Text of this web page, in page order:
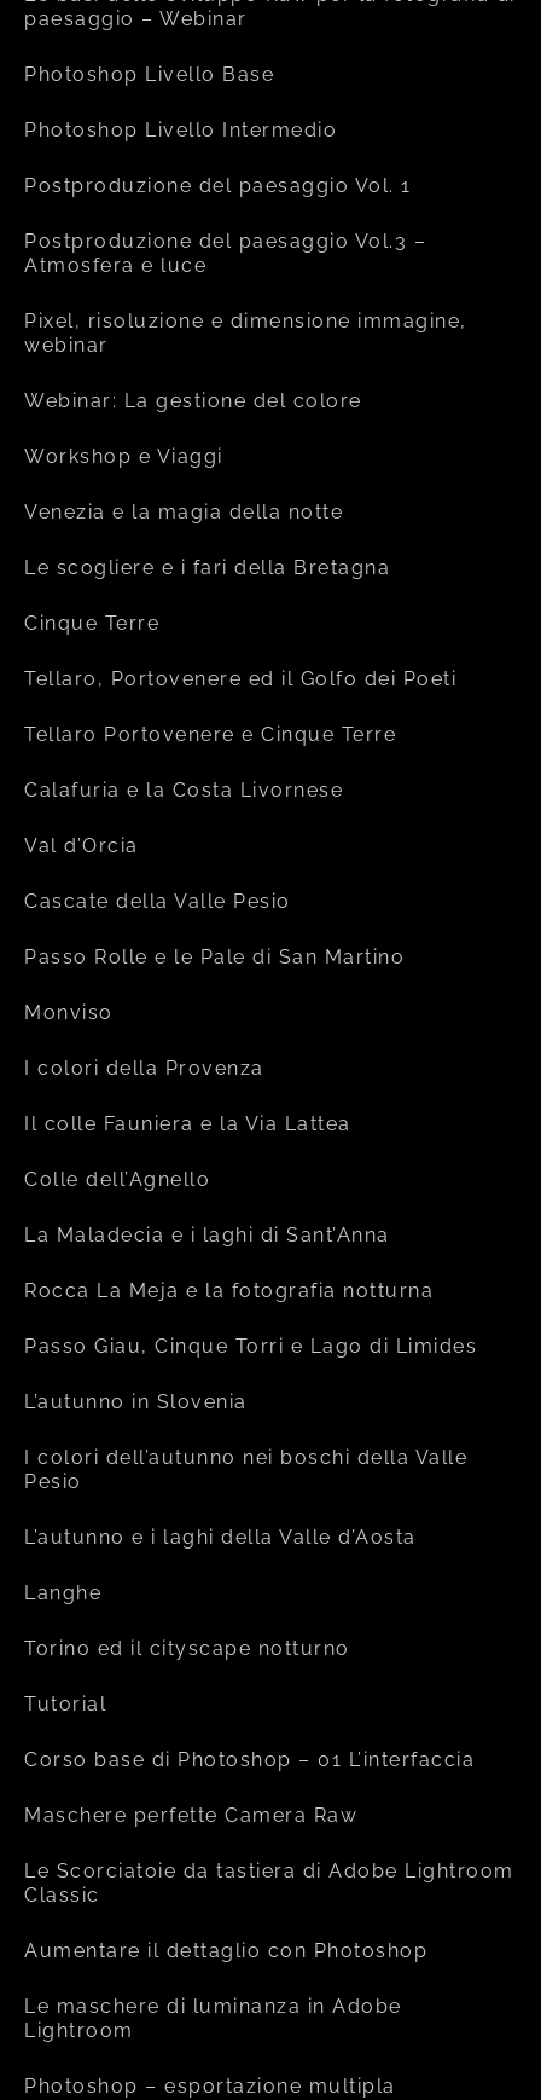
paesaggio – Webinar
Photoshop Livello Base
Photoshop Livello Intermedio
Postproduzione del paesaggio Vol. 1
Postproduzione del paesaggio Vol.3 –
Atmosfera e luce
Pixel, risoluzione e dimensione immagine,
webinar
Webinar: La gestione del colore
Workshop e Viaggi
Venezia e la magia della notte
Le scogliere e i fari della Bretagna
Cinque Terre
Tellaro, Portovenere ed il Golfo dei Poeti
Tellaro Portovenere e Cinque Terre
Calafuria e la Costa Livornese
Val d’Orcia
Cascate della Valle Pesio
Passo Rolle e le Pale di San Martino
Monviso
I colori della Provenza
Il colle Fauniera e la Via Lattea
Colle dell’Agnello
La Maladecia e i laghi di Sant’Anna
Rocca La Meja e la fotografia notturna
Passo Giau, Cinque Torri e Lago di Limides
L’autunno in Slovenia
I colori dell’autunno nei boschi della Valle
Pesio
L’autunno e i laghi della Valle d’Aosta
Langhe
Torino ed il cityscape notturno
Tutorial
Corso base di Photoshop – 01 L’interfaccia
Maschere perfette Camera Raw
Le Scorciatoie da tastiera di Adobe Lightroom
Classic
Aumentare il dettaglio con Photoshop
Le maschere di luminanza in Adobe
Lightroom
Photoshop – esportazione multipla